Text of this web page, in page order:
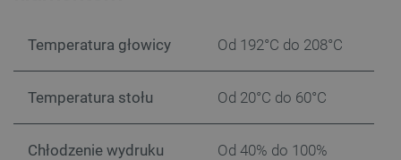
Temperatura głowicy Od 192°C do 208°C
Temperatura stołu Od 20°C do 60°C
Chłodzenie wydruku Od 40% do 100%